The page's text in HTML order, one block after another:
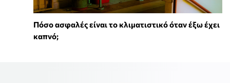
Πόσο ασφαλές είναι το κλιματιστικό όταν έξω έχει
καπνό;